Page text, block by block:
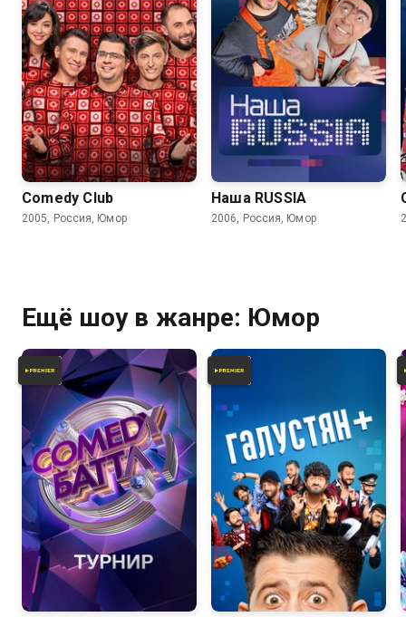
Comedy Club
2005, Россия, Юмор
6.2 6.2
Наша RUSSIA
2006, Россия, Юмор
Ещё шоу в жанре: Юмор
4.4